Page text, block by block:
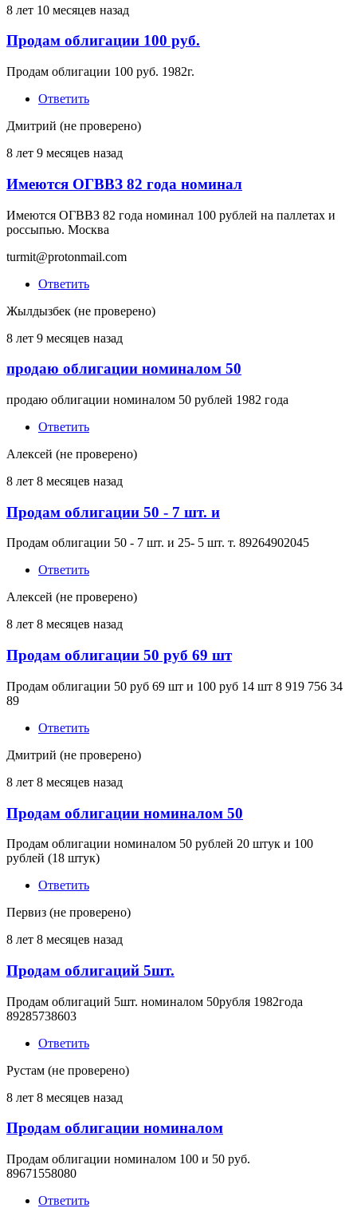
8 лет 10 месяцев назад
Продам облигации 100 руб.
Продам облигации 100 руб. 1982г.
Ответить
Дмитрий (не проверено)
8 лет 9 месяцев назад
Имеются ОГВВЗ 82 года номинал
Имеются ОГВВЗ 82 года номинал 100 рублей на паллетах и
россыпью. Москва
turmit@protonmail.com
Ответить
Жылдызбек (не проверено)
8 лет 9 месяцев назад
продаю облигации номиналом 50
продаю облигации номиналом 50 рублей 1982 года
Ответить
Алексей (не проверено)
8 лет 8 месяцев назад
Продам облигации 50 - 7 шт. и
Продам облигации 50 - 7 шт. и 25- 5 шт. т. 89264902045
Ответить
Алексей (не проверено)
8 лет 8 месяцев назад
Продам облигации 50 руб 69 шт
Продам облигации 50 руб 69 шт и 100 руб 14 шт 8 919 756 34
89
Ответить
Дмитрий (не проверено)
8 лет 8 месяцев назад
Продам облигации номиналом 50
Продам облигации номиналом 50 рублей 20 штук и 100
рублей (18 штук)
Ответить
Первиз (не проверено)
8 лет 8 месяцев назад
Продам облигаций 5шт.
Продам облигаций 5шт. номиналом 50рубля 1982года
89285738603
Ответить
Рустам (не проверено)
8 лет 8 месяцев назад
Продам облигации номиналом
Продам облигации номиналом 100 и 50 руб.
89671558080
Ответить